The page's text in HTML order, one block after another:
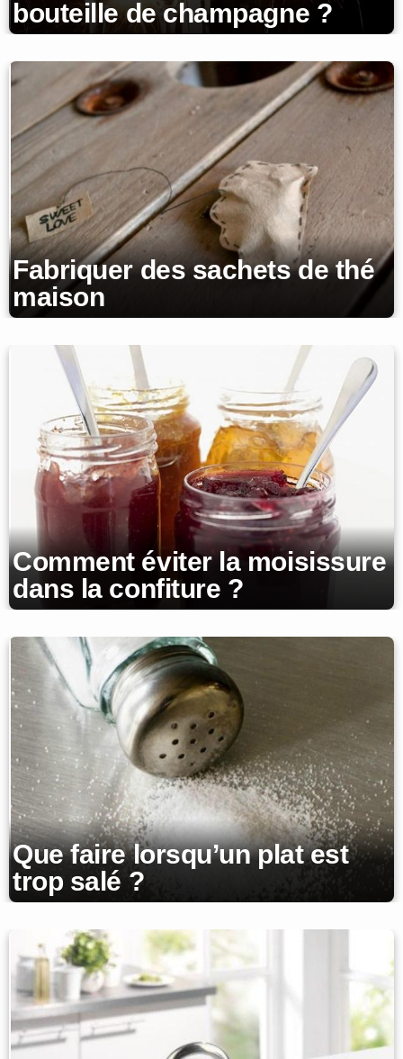
bouteille de champagne ?
Fabriquer des sachets de thé
maison
Comment éviter la moisissure
dans la confiture ?
Que faire lorsqu’un plat est
trop salé ?